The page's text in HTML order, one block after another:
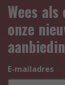
Wees
onze
E-mailadres